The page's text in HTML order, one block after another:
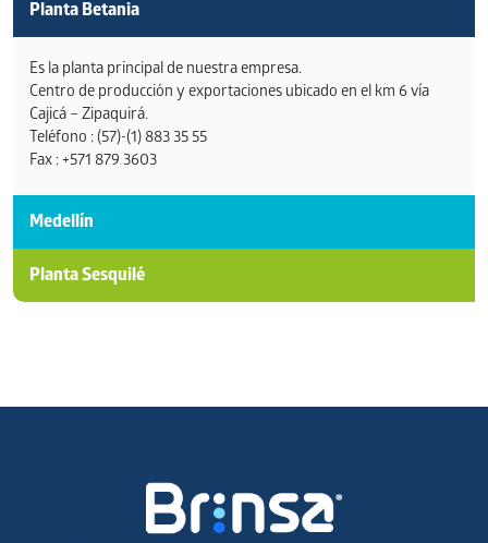
Planta Betania
Es la planta principal de nuestra empresa.
Centro de producción y exportaciones ubicado en el km 6 vía
Cajicá – Zipaquirá.
Teléfono : (57)-(1) 883 35 55
Fax : +571 879 3603
Medellín
Planta Sesquilé